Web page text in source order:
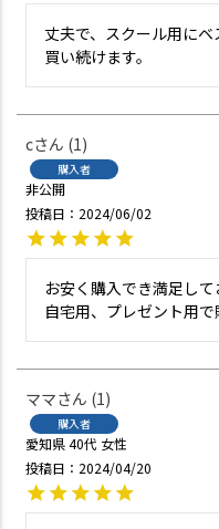
丈夫で、スクール用にベ
買い続けます。
c 1
購入者
非公開
投稿日
2024/06/02
お安く購入でき満足して
自宅用、プレゼント用で
ママ 1
購入者
愛知県40代 女性
投稿日
2024/04/20